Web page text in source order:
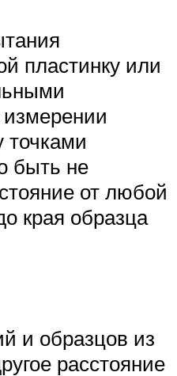
пластинку или
точками
быть не
от любой
края образца
и образцов из
расстояние